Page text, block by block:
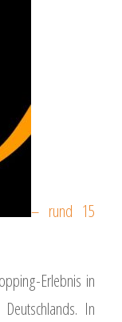
– rund 15
Erlebnis in
In